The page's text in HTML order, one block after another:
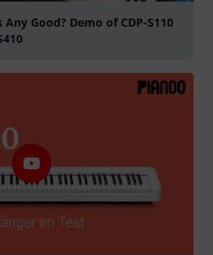
Good? Demo of CDP-S110